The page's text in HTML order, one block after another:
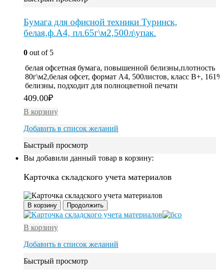
Бумага для офисной техники Туринск,
белая,ф.А4, пл.65г\м2,500л\упак.
0 out of 5
белая офсетная бумага, повышенной белизны,плотность
80г\м2,белая офсет, формат А4, 500листов, класс В+,
белизны, подходит для полноцветной печати
409.00₽
В корзину
Добавить в список желаний
Быстрый просмотр
Вы добавили данный товар в корзину:
Карточка складского учета материалов
В корзину Продолжить
В корзину
Добавить в список желаний
Быстрый просмотр